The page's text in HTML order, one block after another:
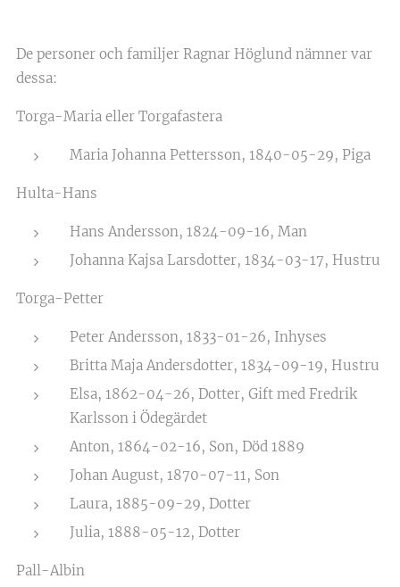
De personer och familjer Ragnar Höglund nämner var
dessa:
Torga-Maria eller Torgafastera
Maria Johanna Pettersson, 1840-05-29, Piga
Hulta-Hans
Hans Andersson, 1824-09-16, Man
Johanna Kajsa Larsdotter, 1834-03-17, Hustru
Torga-Petter
Peter Andersson, 1833-01-26, Inhyses
Britta Maja Andersdotter, 1834-09-19, Hustru
Elsa, 1862-04-26, Dotter, Gift med Fredrik
Karlsson i Ödegärdet
Anton, 1864-02-16, Son, Död 1889
Johan August, 1870-07-11, Son
Laura, 1885-09-29, Dotter
Julia, 1888-05-12, Dotter
Pall-Albin